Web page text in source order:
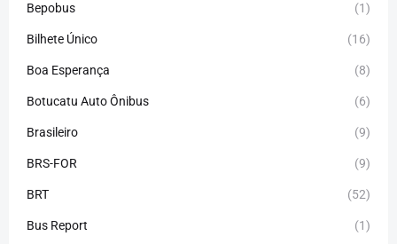
Bepobus (1)
Bilhete Único (16)
Boa Esperança (8)
Botucatu Auto Ônibus (6)
Brasileiro (9)
BRS-FOR (9)
BRT (52)
Bus Report (1)